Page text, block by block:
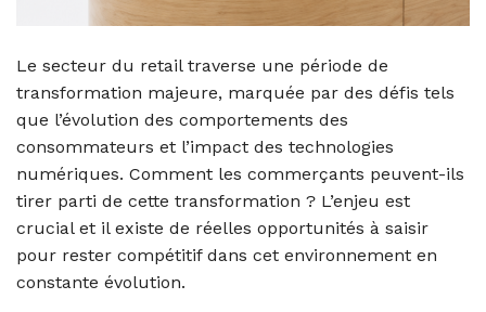
Le secteur du retail traverse une période de
transformation majeure, marquée par des défis tels
que l’évolution des comportements des
consommateurs et l’impact des technologies
numériques. Comment les commerçants peuvent-ils
tirer parti de cette transformation ? L’enjeu est
crucial et il existe de réelles opportunités à saisir
pour rester compétitif dans cet environnement en
constante évolution.